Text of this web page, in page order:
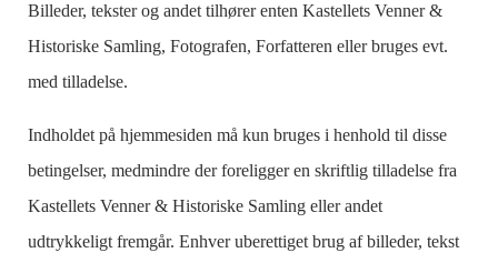
Billeder, tekster og andet tilhører enten Kastellets Venner &
Historiske Samling, Fotografen, Forfatteren eller bruges evt.
med tilladelse.
Indholdet på hjemmesiden må kun bruges i henhold til disse
betingelser, medmindre der foreligger en skriftlig tilladelse fra
Kastellets Venner & Historiske Samling eller andet
udtrykkeligt fremgår. Enhver uberettiget brug af billeder, tekst